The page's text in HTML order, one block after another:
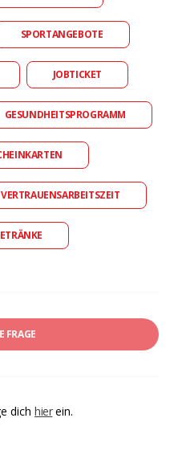
SPORTANGEBOTE
JOBTICKET
GESUNDHEITSPROGRAMM
FRAGE
dich hierein.